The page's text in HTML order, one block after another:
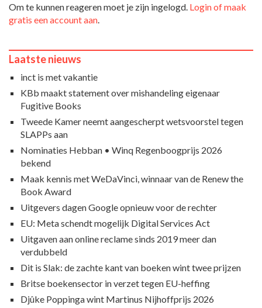
Om te kunnen reageren moet je zijn ingelogd. Login of maak
gratis een account aan
Laatste nieuws
inct is met vakantie
KBb maakt statement over mishandeling eigenaar
Fugitive Books
Tweede Kamer neemt aangescherpt wetsvoorstel tegen
SLAPPs aan
Nominaties Hebban • Winq Regenboogprijs 2026
bekend
Maak kennis met WeDaVinci, winnaar van de Renew the
Book Award
Uitgevers dagen Google opnieuw voor de rechter
EU: Meta schendt mogelijk Digital Services Act
Uitgaven aan online reclame sinds 2019 meer dan
verdubbeld
Dit is Slak: de zachte kant van boeken wint twee prijzen
Britse boekensector in verzet tegen EU-heffing
Djûke Poppinga wint Martinus Nijhoffprijs 2026